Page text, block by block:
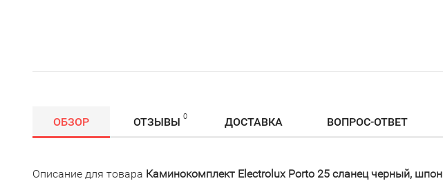
ОБЗОР ОТЗЫВЫ 0 ДОСТАВКА ВОПРОС-ОТВЕТ
Описание для товара Каминокомплект Electrolux Porto 25 сланец черный, шпон